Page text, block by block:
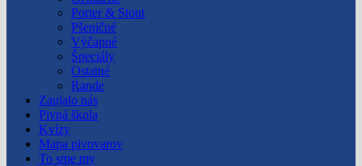
Porter & Stout
Pšeničné
Výčapné
Špeciály
Ostatné
Rande
Zaujalo nás
Pivná škola
Kvízy
Mapa pivovarov
To sme my